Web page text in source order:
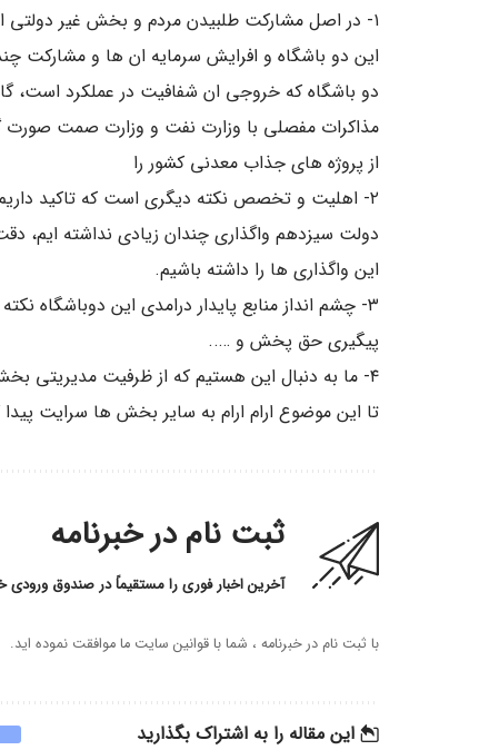
دو باشگاه که خروجی ان شفافیت در عملکرد است،
مذاکرات مفصلی با وزارت نفت و وزارت صمت صورت
از پروژه های جذاب معدنی کشور را
۲- اهلیت و تخصص نکته دیگری است که تاکید
دولت سیزدهم واگذاری چندان زیادی نداشته ایم،
این واگذاری ها را داشته باشیم.
۳- چشم انداز منابع پایدار درامدی این
پیگیری حق پخش و …..
۴- ما به دنبال این هستیم که از ظرفیت مدیریتی
تا این موضوع ارام ارام به سایر بخش ها سرایت پیدا
ثبت نام در خبرنامه
آخرین اخبار فوری را مستقیماً در صندوق ورودی
با ثبت نام در خبرنامه ، شما با قوانین سایت ما موافقت نموده اید.
این مقاله را به اشتراک بگذارید